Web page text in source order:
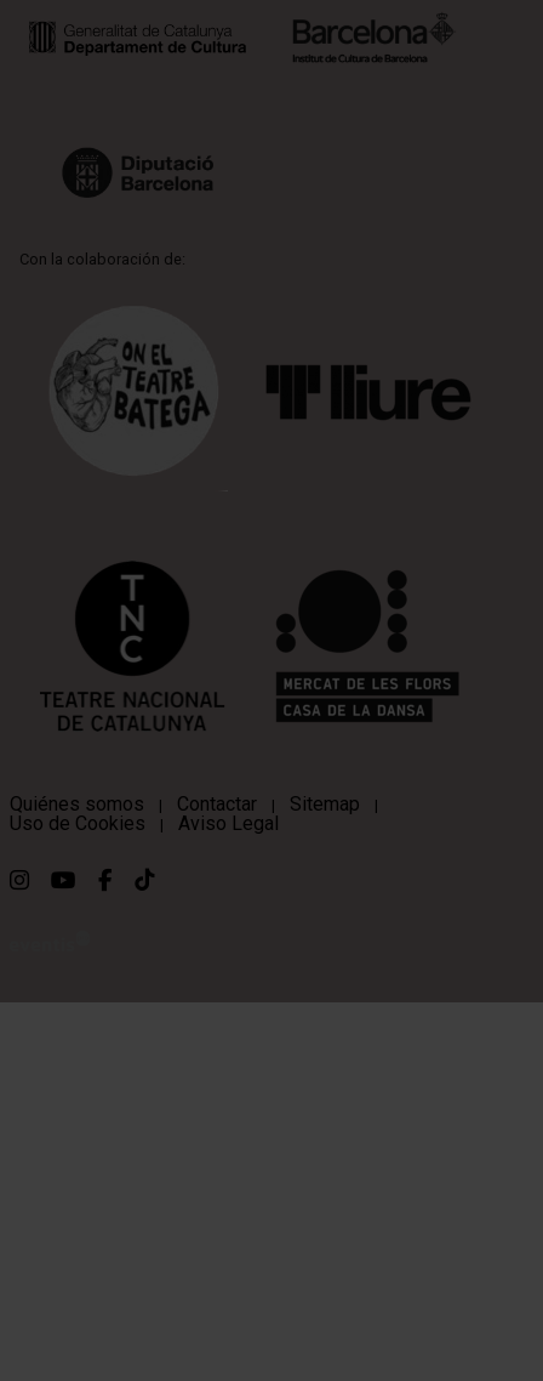
Con la colaboración de:
Quiénes somos | Contactar | Sitemap |
Uso de Cookies | Aviso Legal
Link a instagram
Link a youtube
Link a facebook
Link a ticktok